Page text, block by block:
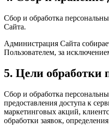
Сбор и обработка
Сайта.
Администрация Сайта
Пользователем, за
5. Цели обработки
Сбор и обработка
предоставления доступа к
маркетинговых акций,
обработки заявок,